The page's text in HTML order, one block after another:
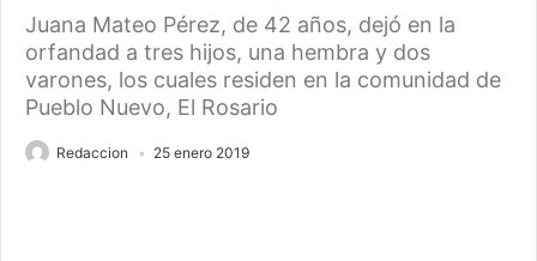
Juana Mateo Pérez, de 42 años, dejó en la
orfandad a tres hijos, una hembra y dos
varones, los cuales residen en la comunidad de
Pueblo Nuevo, El Rosario
Redaccion 25 enero 2019